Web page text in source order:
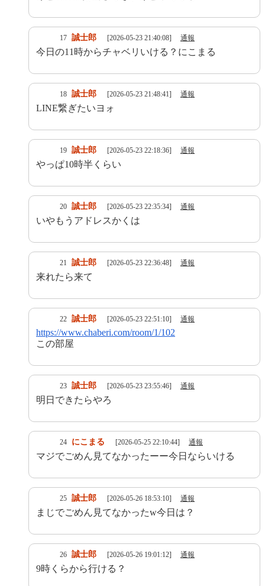
17 誠士郎 [2026-05-23 21:40:08] 通報
今日の11時からチャベリいける？にこまる
18 誠士郎 [2026-05-23 21:48:41] 通報
LINE繋ぎたいヨォ
19 誠士郎 [2026-05-23 22:18:36] 通報
やっぱ10時半くらい
20 誠士郎 [2026-05-23 22:35:34] 通報
いやもうアドレスかくは
21 誠士郎 [2026-05-23 22:36:48] 通報
来れたら来て
22 誠士郎 [2026-05-23 22:51:10] 通報
https://www.chaberi.com/room/1/102
この部屋
23 誠士郎 [2026-05-23 23:55:46] 通報
明日できたらやろ
24 にこまる [2026-05-25 22:10:44] 通報
マジでごめん見てなかったーー今日ならいける
25 誠士郎 [2026-05-26 18:53:10] 通報
まじでごめん見てなかったw今日は？
26 誠士郎 [2026-05-26 19:01:12] 通報
9時くらから行ける？